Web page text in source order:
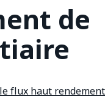
de
flux haut rendement